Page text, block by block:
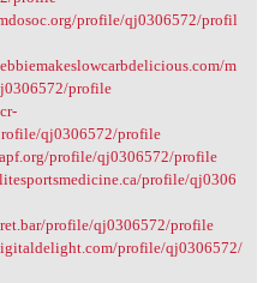
profile/qj0306572/profil
m
profile
qj0306572/profile
profile/qj0306572/profile
profile/qj0306
profile/qj0306572/profile
profile/qj0306572/